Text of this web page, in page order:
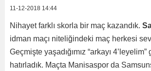
11-12-2018 14:44
Nihayet farklı skorla bir maç kazandık.
idman maçı niteliğindeki maç herkesi
Geçmişte yaşadığımız “arkayı
hatırladık. Maçta Manisaspor da